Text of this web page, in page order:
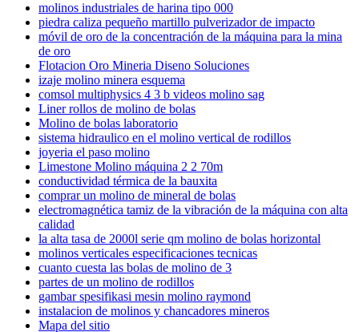
molinos industriales de harina tipo 000
piedra caliza pequeño martillo pulverizador de impacto
móvil de oro de la concentración de la máquina para la mina
de oro
Flotacion Oro Mineria Diseno Soluciones
izaje molino minera esquema
comsol multiphysics 4 3 b videos molino sag
Liner rollos de molino de bolas
Molino de bolas laboratorio
sistema hidraulico en el molino vertical de rodillos
joyeria el paso molino
Limestone Molino máquina 2 2 70m
conductividad térmica de la bauxita
comprar un molino de mineral de bolas
electromagnética tamiz de la vibración de la máquina con alta
calidad
la alta tasa de 2000l serie qm molino de bolas horizontal
molinos verticales especificaciones tecnicas
cuanto cuesta las bolas de molino de 3
partes de un molino de rodillos
gambar spesifikasi mesin molino raymond
instalacion de molinos y chancadores mineros
Mapa del sitio